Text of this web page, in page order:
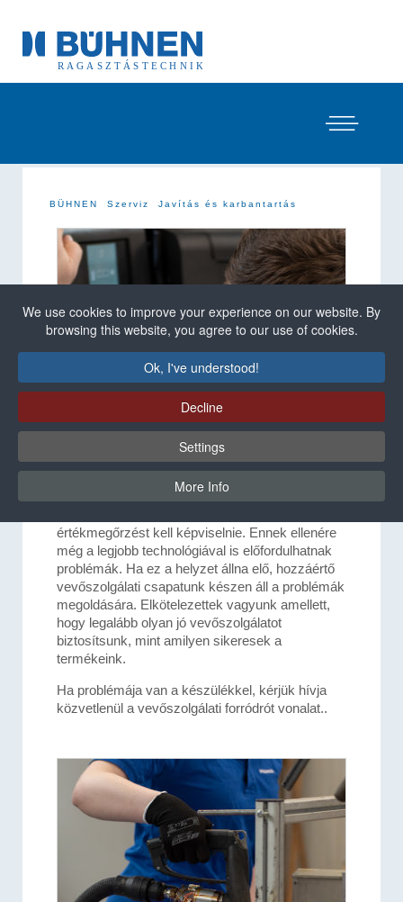
BÜHNEN Szerviz Javítás és karbantartás
Vevőszolgálatunk
Technológiánknak állandó minőséget,
értékmegőrzést kell képviselnie. Ennek ellenére
még a legjobb technológiával is előfordulhatnak
problémák. Ha ez a helyzet állna elő, hozzáértő
vevőszolgálati csapatunk készen áll a problémák
megoldására. Elkötelezettek vagyunk amellett,
hogy legalább olyan jó vevőszolgálatot
biztosítsunk, mint amilyen sikeresek a
termékeink.
Ha problémája van a készülékkel, kérjük hívja
közvetlenül a vevőszolgálati forródrót vonalat..
We use cookies to improve your experience on our website. By
browsing this website, you agree to our use of cookies.
Ok, I've understood!
Decline
Settings
More Info